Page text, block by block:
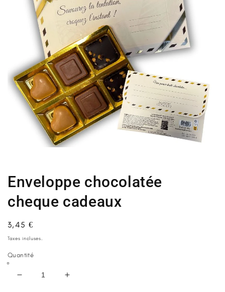
dans
une
fenêtre
modale
Enveloppe chocolatée
cheque cadeaux
Prix
habituel
3,45 €
Taxes incluses.
Quantité
Réduire
Augmenter